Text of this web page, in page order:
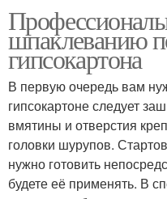
шпаклеванию
гипсокартона
В первую очередь вам
гипсокартоне следует
вмятины и отверстия
головки шурупов.
нужно готовить
будете её применять. В